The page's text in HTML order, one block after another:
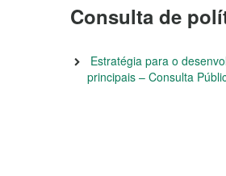
Consulta de
Estratégia para o
principais – Consulta